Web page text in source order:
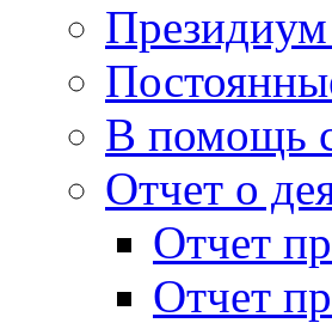
В помощь
Отчет о
Отчет
Отчет